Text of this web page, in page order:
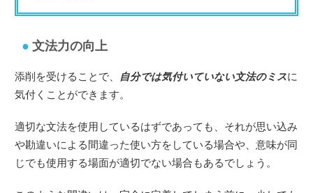
文法力の向上
添削を受けることで、 自分では気付いていない文法のミスに
気付くことができます。
適切な文法を使用しているはずであっても、それが思い込み
や勘違いによる間違った使い方をしている場合や、意味が同
じでも使用する場面が適切でない場合もあるでしょう。